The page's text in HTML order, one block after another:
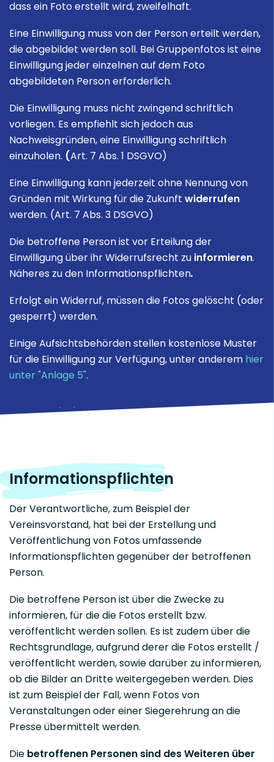
dass ein Foto erstellt wird, zweifelhaft.
Eine Einwilligung muss von der Person erteilt werden,
die abgebildet werden soll. Bei Gruppenfotos ist eine
Einwilligung jeder einzelnen auf dem Foto
abgebildeten Person erforderlich.
Die Einwilligung muss nicht zwingend schriftlich
vorliegen. Es empfiehlt sich jedoch aus
Nachweisgründen, eine Einwilligung schriftlich
einzuholen. (Art. 7 Abs. 1 DSGVO)
Eine Einwilligung kann jederzeit ohne Nennung von
Gründen mit Wirkung für die Zukunft widerrufen
werden. (Art. 7 Abs. 3 DSGVO)
Die betroffene Person ist vor Erteilung der
Einwilligung über ihr Widerrufsrecht zu informieren.
Näheres zu den Informationspflichten.
Erfolgt ein Widerruf, müssen die Fotos gelöscht (oder
gesperrt) werden.
Einige Aufsichtsbehörden stellen kostenlose Muster
für die Einwilligung zur Verfügung, unter anderem hier
unter "Anlage 5".
Informationspflichten
Der Verantwortliche, zum Beispiel der
Vereinsvorstand, hat bei der Erstellung und
Veröffentlichung von Fotos umfassende
Informationspflichten gegenüber der betroffenen
Person.
Die betroffene Person ist über die Zwecke zu
informieren, für die die Fotos erstellt bzw.
veröffentlicht werden sollen. Es ist zudem über die
Rechtsgrundlage, aufgrund derer die Fotos erstellt /
veröffentlicht werden, sowie darüber zu informieren,
ob die Bilder an Dritte weitergegeben werden. Dies
ist zum Beispiel der Fall, wenn Fotos von
Veranstaltungen oder einer Siegerehrung an die
Presse übermittelt werden.
Die betroffenen Personen sind des Weiteren über